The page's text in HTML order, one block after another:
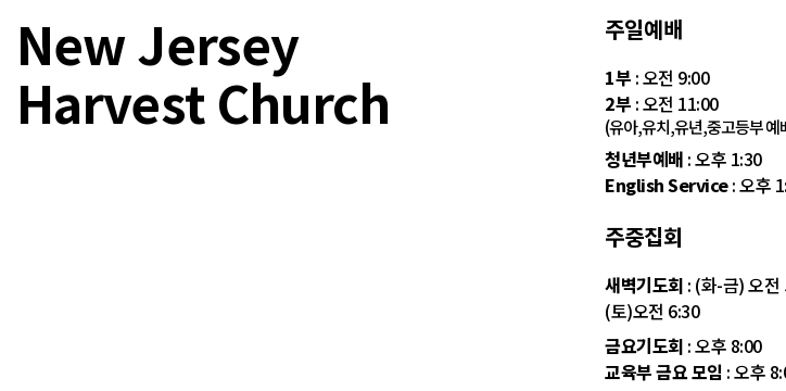
New Jersey
Harvest Church
주일예배
1부 : 오전 9:00
2부 : 오전 11:00
(유아,유치,유년,중고등부 예
청년부예배 : 오후 1:30
English Service: 오후
주중집회
새벽기도회 : (화-금) 오전
(토)오전 6:30
금요기도회 : 오후 8:00
교육부 금요 모임 : 오후